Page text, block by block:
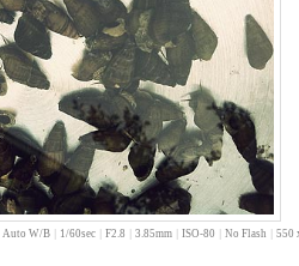
Auto W/B| 1/60sec| F2.8 3.85mm| ISO-80 No Flash 550